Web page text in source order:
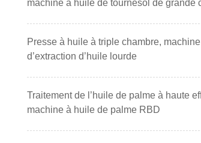
machine à huile de tournesol de grande
Presse à huile à triple chambre,
d’extraction d’huile lourde
Traitement de l’huile de palme à haute
machine à huile de palme RBD